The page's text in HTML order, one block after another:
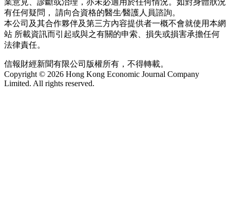
有任何疑問， 請向合資格的醫生∕醫護人員諮詢。
本公司及其合作夥伴及第三方內容提供者一概不會就使用本網
站 所載資訊而引起或與之有關的申索、損失或損害承擔任何
法律責任。
信報財經新聞有限公司版權所有，不得轉載。
Copyright © 2026 Hong Kong Economic Journal Company
Limited. All rights reserved.